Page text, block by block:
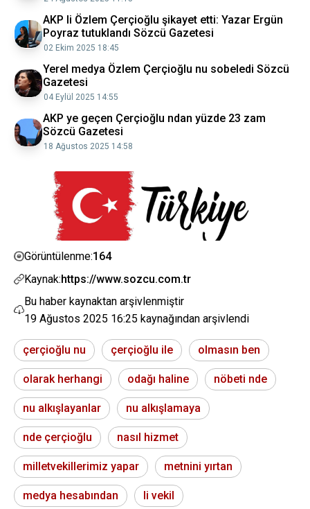
AKP li Özlem Çerçioğlu şikayet etti: Yazar Ergün
Poyraz tutuklandı Sözcü Gazetesi
02 Ekim 2025 18:45
Yerel medya Özlem Çerçioğlu nu sobeledi Sözcü
Gazetesi
04 Eylül 2025 14:55
AKP ye geçen Çerçioğlu ndan yüzde 23 zam
Sözcü Gazetesi
18 Ağustos 2025 14:58
Görüntülenme:164
Kaynak:https://www.sozcu.com.tr
Bu haber kaynaktan arşivlenmiştir
19 Ağustos 2025 16:25 kaynağından arşivlendi
çerçioğlu nu çerçioğlu ile olmasın ben
olarak herhangi odağı haline nöbeti nde
nu alkışlayanlar nu alkışlamaya
nde çerçioğlu nasıl hizmet
milletvekillerimiz yapar metnini yırtan
medya hesabından li vekil